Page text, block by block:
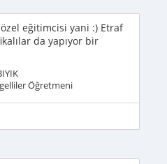
eğitimcisi yani :) Etraf
da yapıyor bir
Öğretmeni